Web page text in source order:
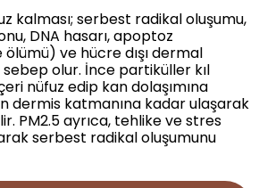
kalması; serbest radikal oluşumu,
DNA hasarı, apoptoz
ve hücre dışı dermal
olur. İnce partiküller kıl
nüfuz edip kan dolaşımına
dermis katmanına kadar ulaşarak
PM2.5 ayrıca, tehlike ve stres
serbest radikal oluşumunu